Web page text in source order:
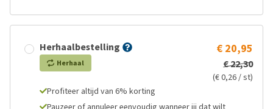
Herhaalbestelling
Herhaal
€ 20,95
€ 22,30
(€ 0,26 / st)
Profiteer altijd van 6% korting